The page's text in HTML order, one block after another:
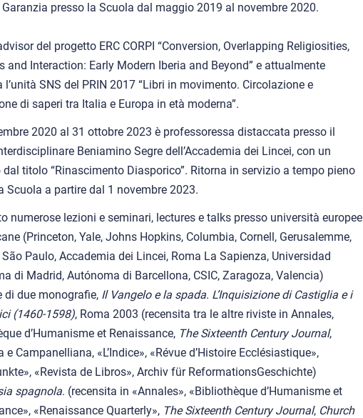
Garanzia presso la Scuola dal maggio 2019 al novembre 2020.
del progetto ERC CORPI “Conversion, Overlapping Religiosities,
and Interaction: Early Modern Iberia and Beyond” e attualmente
l’unità SNS del PRIN 2017 “Libri in movimento. Circolazione e
di saperi tra Italia e Europa in età moderna”.
2020 al 31 ottobre 2023 è professoressa distaccata presso il
Beniamino Segre dell’Accademia dei Lincei, con un
dal titolo “Rinascimento Diasporico”. Ritorna in servizio a tempo pieno
Scuola a partire dal 1 novembre 2023.
numerose lezioni e seminari, lectures e talks presso università europee
(Princeton, Yale, Johns Hopkins, Columbia, Cornell, Gerusalemme,
São Paulo, Accademia dei Lincei, Roma La Sapienza, Universidad
di Madrid, Autónoma di Barcellona, CSIC, Zaragoza, Valencia)
di due monografie, Il Vangelo e la spada. L’Inquisizione di Castiglia e i
(1460-1598), Roma 2003 (recensita tra le altre riviste in Annales,
d’Humanisme et Renaissance, The Sixteenth Century Journal,
e Campanelliana, «L’Indice», «Révue d’Histoire Ecclésiastique»,
«Revista de Libros», Archiv für ReformationsGeschichte)
spagnola. (recensita in «Annales», «Bibliothèque d’Humanisme et
«Renaissance Quarterly», The Sixteenth Century Journal, Church